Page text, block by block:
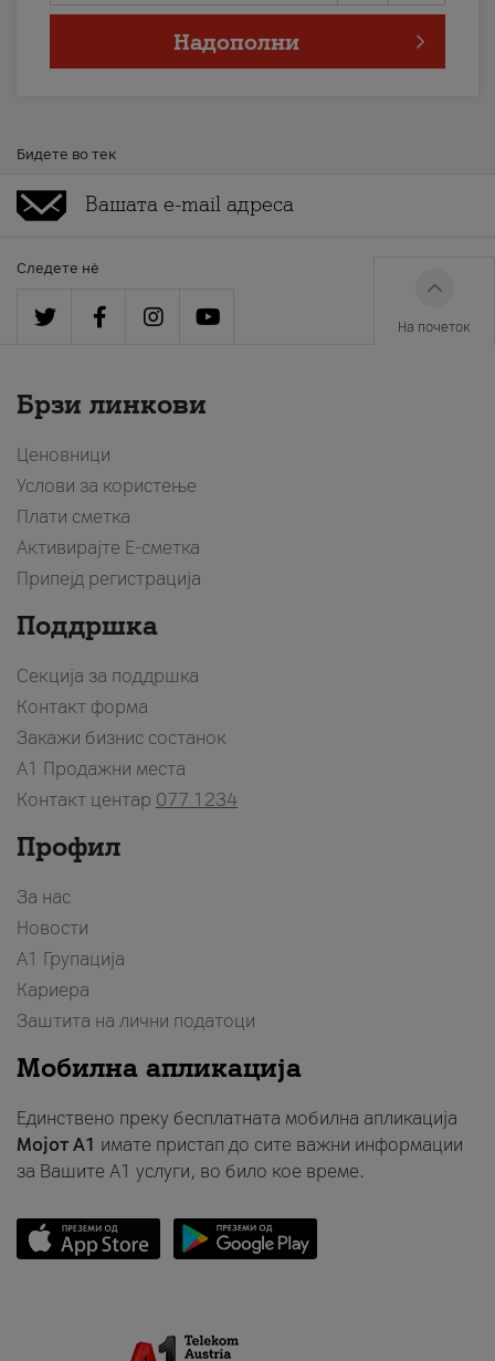
Надополни
Бидете во тек
Следете нè
На почеток
Брзи линкови
Ценовници
Услови за користење
Плати сметка
Активирајте Е-сметка
Припејд регистрација
Поддршка
Секција за поддршка
Контакт форма
Закажи бизнис состанок
A1 Продажни места
Контакт центар 077 1234
Профил
За нас
Новости
А1 Групација
Кариера
Заштита на лични податоци
Мобилна апликација
Единствено преку бесплатната мобилна апликација
Мојот A1 имате пристап до сите важни информации
за Вашите A1 услуги, во било кое време.